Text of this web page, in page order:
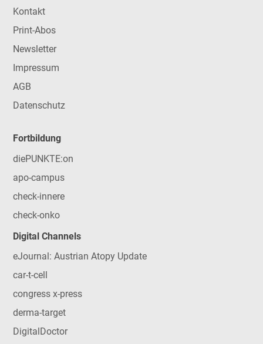
Kontakt
Print-Abos
Newsletter
Impressum
AGB
Datenschutz
Fortbildung
diePUNKTE:on
apo-campus
check-innere
check-onko
Digital Channels
eJournal: Austrian Atopy Update
car-t-cell
congress x-press
derma-target
DigitalDoctor